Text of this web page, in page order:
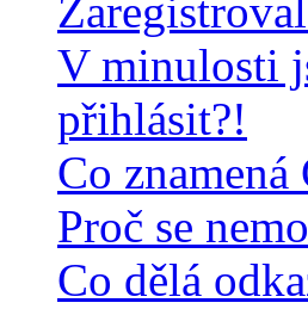
V minulosti
přihlásit?!
Co znamená
Proč se
Co dělá